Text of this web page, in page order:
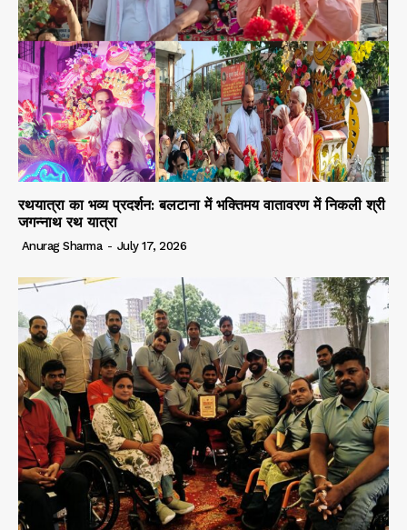
रथयात्रा का भव्य प्रदर्शन: बलटाना में भक्तिमय वातावरण में निकली श्री
जगन्नाथ रथ यात्रा
Anurag Sharma - July 17, 2026